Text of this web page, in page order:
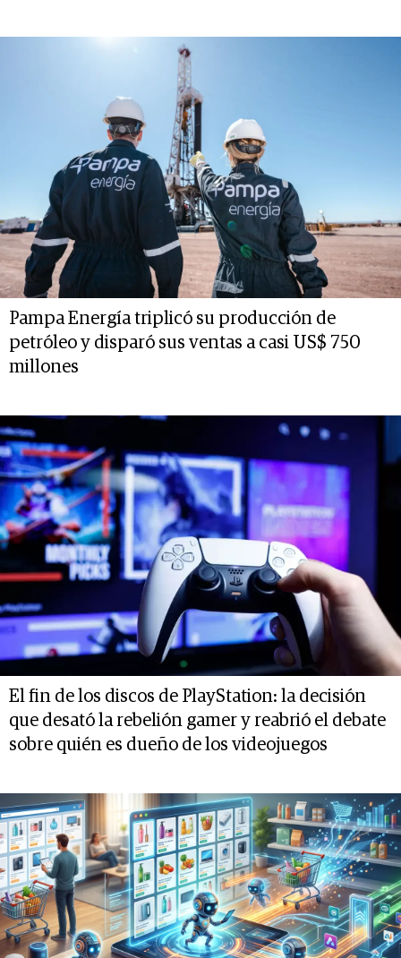
Pampa Energía triplicó su producción de
petróleo y disparó sus ventas a casi US$ 750
millones
El fin de los discos de PlayStation: la decisión
que desató la rebelión gamer y reabrió el debate
sobre quién es dueño de los videojuegos